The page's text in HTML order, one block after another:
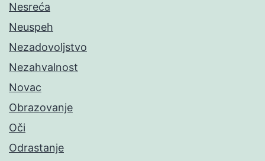
Nesreća
Neuspeh
Nezadovoljstvo
Nezahvalnost
Novac
Obrazovanje
Oči
Odrastanje